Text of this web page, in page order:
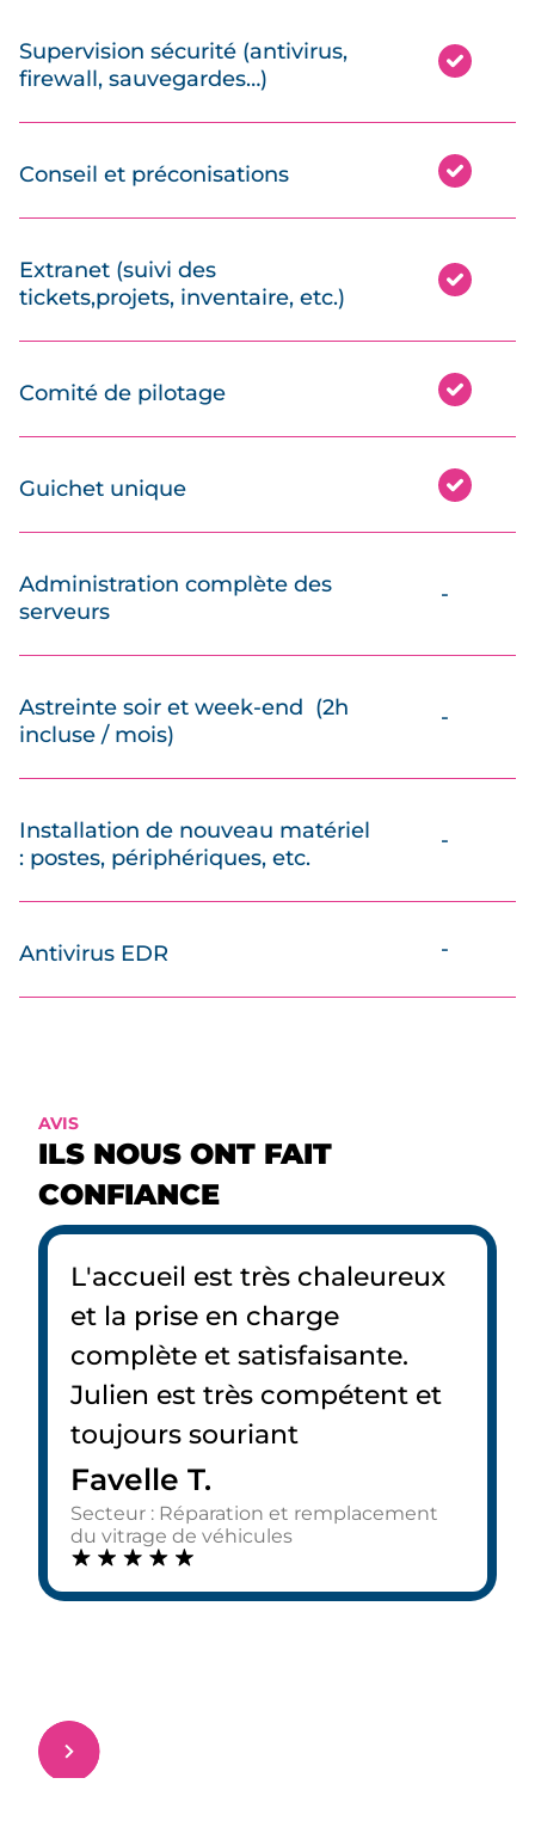
Supervision sécurité (antivirus,
firewall, sauvegardes…)
Conseil et préconisations
Extranet (suivi des
tickets,projets, inventaire, etc.)
Comité de pilotage
Guichet unique
Administration complète des
serveurs
-
Astreinte soir et week-end (2h
incluse / mois)
-
Installation de nouveau matériel
: postes, périphériques, etc.
-
Antivirus EDR -
AVIS
ILS NOUS ONT FAIT
CONFIANCE
L'accueil est très chaleureux
et la prise en charge
complète et satisfaisante.
Julien est très compétent et
toujours souriant
Favelle T.
Secteur : Réparation et remplacement
du vitrage de véhicules